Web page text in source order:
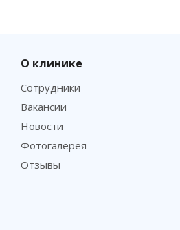
О клинике
Сотрудники
Вакансии
Новости
Фотогалерея
Отзывы